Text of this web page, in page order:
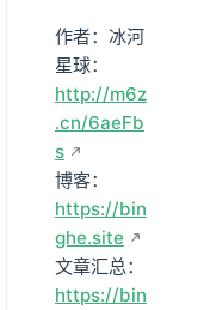
作者：冰河
星球：
http://m6z
.cn/6aeFb
s
博客：
https://bin
ghe.site
文章汇总：
https://bin